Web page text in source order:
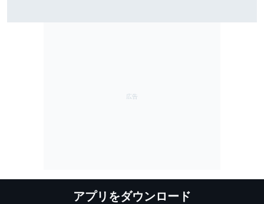
スト”ジェイミー”の日本レース探訪記
アプリをダウンロード